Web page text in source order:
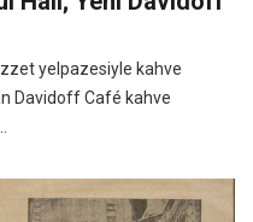
yelpazesiyle kahve
Davidoff Café kahve